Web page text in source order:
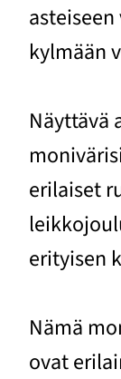
kylmään
Näyttävä
erilaiset
erityisen
Nämä
ovat